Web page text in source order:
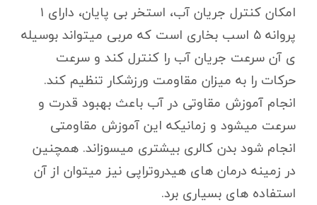
امکان کنترل جریان آب، استخر بی پایان، دارای ۱
پروانه ۵ اسب بخاری است که مربی میتواند بوسیله
ی آن سرعت جریان آب را کنترل کند و سرعت
حرکات را به میزان مقاومت ورزشکار تنظیم کند.
انجام آموزش مقاوتی در آب باعث بهبود قدرت و
سرعت میشود و زمانیکه این آموزش مقاومتی
انجام شود بدن کالری بیشتری میسوزاند. همچنین
در زمینه درمان های هیدروتراپی نیز میتوان از آن
استفاده های بسیاری برد.